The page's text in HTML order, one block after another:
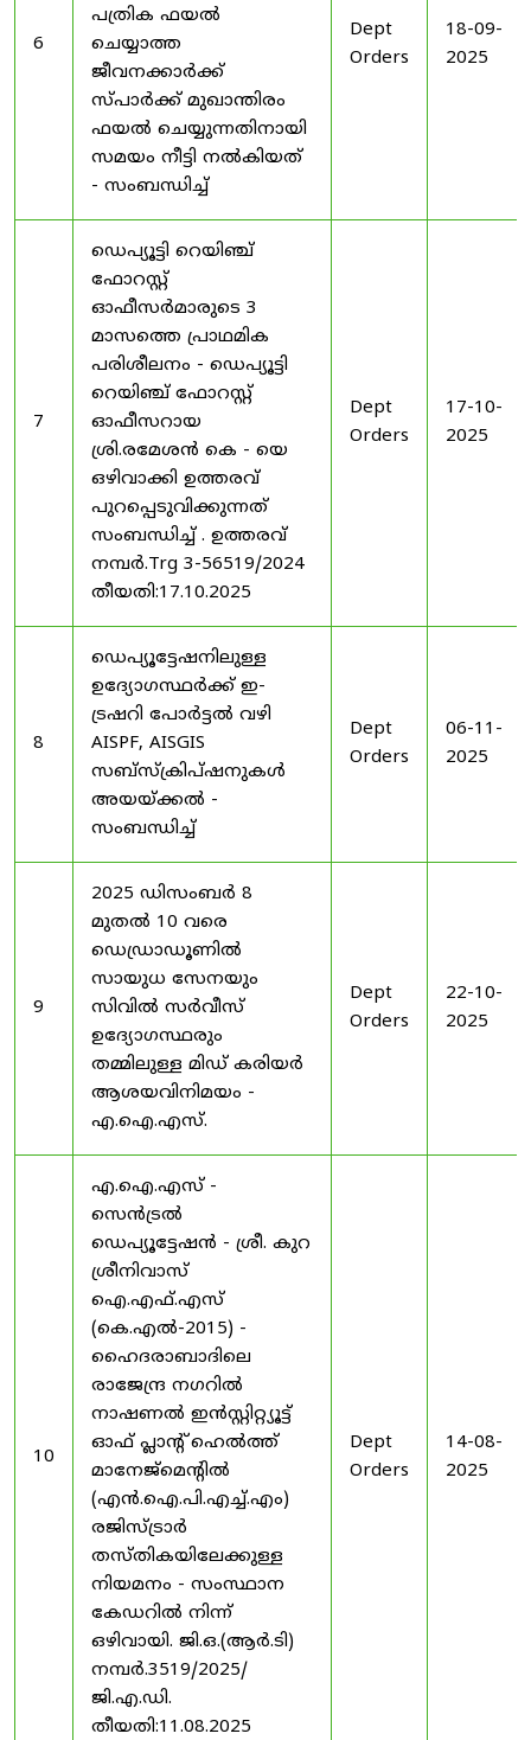
6
പത്രിക ഫയൽ
ചെയ്യാത്ത
ജീവനക്കാർക്ക്
സ്പാർക്ക് മുഖാന്തിരം
ഫയൽ ചെയ്യുന്നതിനായി
സമയം നീട്ടി നൽകിയത്
- സംബന്ധിച്ച്
Dept
Orders
18-09-
2025
7
ഡെപ്യൂട്ടി റെയിഞ്ച്
ഫോറസ്റ്റ്
ഓഫീസർമാരുടെ 3
മാസത്തെ പ്രാഥമിക
പരിശീലനം - ഡെപ്യൂട്ടി
റെയിഞ്ച് ഫോറസ്റ്റ്
ഓഫീസറായ
ശ്രി.രമേശൻ കെ - യെ
ഒഴിവാക്കി ഉത്തരവ്
പുറപ്പെടുവിക്കുന്നത്
സംബന്ധിച്ച് . ഉത്തരവ്
നമ്പർ.Trg 3-56519/2024
തീയതി:17.10.2025
Dept
Orders
17-10-
2025
8
ഡെപ്യൂട്ടേഷനിലുള്ള
ഉദ്യോഗസ്ഥർക്ക് ഇ-
ട്രഷറി പോർട്ടൽ വഴി
AISPF, AISGIS
സബ്‌സ്‌ക്രിപ്‌ഷനുകൾ
അയയ്ക്കൽ -
സംബന്ധിച്ച്
Dept
Orders
06-11-
2025
9
2025 ഡിസംബർ 8
മുതൽ 10 വരെ
ഡെഡ്രാഡൂണിൽ
സായുധ സേനയും
സിവിൽ സർവീസ്
ഉദ്യോഗസ്ഥരും
തമ്മിലുള്ള മിഡ് കരിയർ
ആശയവിനിമയം -
എ.ഐ.എസ്.
Dept
Orders
22-10-
2025
10
എ.ഐ.എസ് -
സെൻട്രൽ
ഡെപ്യൂട്ടേഷൻ - ശ്രീ. കുറ
ശ്രീനിവാസ്
ഐ.എഫ്.എസ്
(കെ.എൽ-2015) -
ഹൈദരാബാദിലെ
രാജേന്ദ്ര നഗറിൽ
നാഷണൽ ഇൻസ്റ്റിറ്റ്യൂട്ട്
ഓഫ് പ്ലാന്റ് ഹെൽത്ത്
മാനേജ്‌മെന്റിൽ
(എൻ.ഐ.പി.എച്ച്.എം)
രജിസ്ട്രാർ
തസ്തികയിലേക്കുള്ള
നിയമനം - സംസ്ഥാന
കേഡറിൽ നിന്ന്
ഒഴിവായി. ജി.ഒ.(ആർ.ടി)
നമ്പർ.3519/2025/
ജി.എ.ഡി.
തീയതി:11.08.2025
Dept
Orders
14-08-
2025